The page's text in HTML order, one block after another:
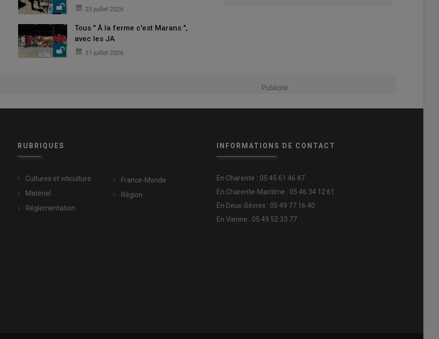
23 juillet 2026
Tous " À la ferme c'est Marans ",
avec les JA
31 juillet 2026
Publicité
RUBRIQUES
Cultures et viticulture
Matériel
Réglementation
France-Monde
Région
INFORMATIONS DE CONTACT
En Charente : 05 45 61 46 47
En Charente-Maritime : 05 46 34 12 61
En Deux-Sèvres : 05 49 77 16 40
En Vienne : 05 49 52 33 77